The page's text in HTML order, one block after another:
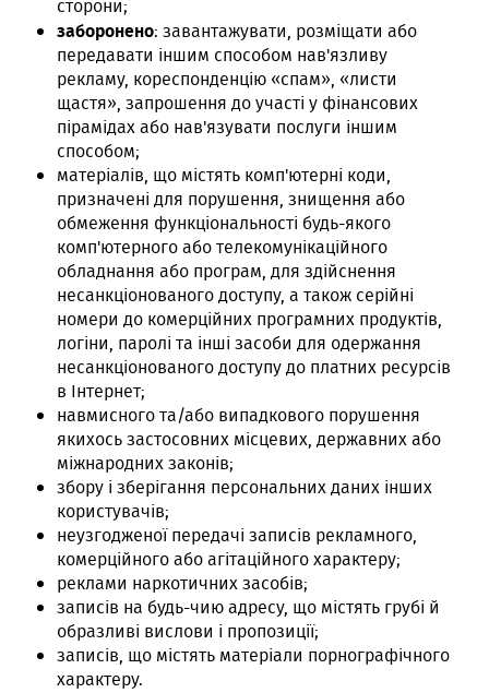
сторони;
заборонено: завантажувати, розміщати або
передавати іншим способом нав'язливу
рекламу, кореспонденцію «спам», «листи
щастя», запрошення до участі у фінансових
пірамідах або нав'язувати послуги іншим
способом;
матеріалів, що містять комп'ютерні коди,
призначені для порушення, знищення або
обмеження функціональності будь-якого
комп'ютерного або телекомунікаційного
обладнання або програм, для здійснення
несанкціонованого доступу, а також серійні
номери до комерційних програмних продуктів,
логіни, паролі та інші засоби для одержання
несанкціонованого доступу до платних ресурсів
в Інтернет;
навмисного та/або випадкового порушення
якихось застосовних місцевих, державних або
міжнародних законів;
збору і зберігання персональних даних інших
користувачів;
неузгодженої передачі записів рекламного,
комерційного або агітаційного характеру;
реклами наркотичних засобів;
записів на будь-чию адресу, що містять грубі й
образливі вислови і пропозиції;
записів, що містять матеріали порнографічного
характеру.